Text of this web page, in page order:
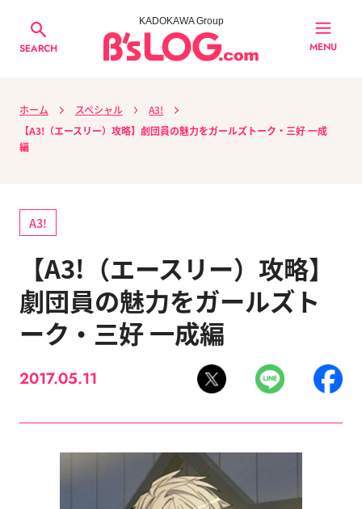
SEARCH
KADOKAWA Group
MENU
ホーム スペシャル
A3!
【A3!（エースリー）攻略】劇団員の魅力をガールズトーク・三好 一成
編
A3!
【A3!（エースリー）攻略】
劇団員の魅力をガールズト
ーク・三好 一成編
2017.05.11